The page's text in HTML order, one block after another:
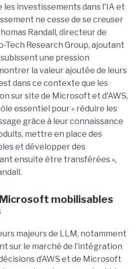
les investissements dans l'IA et
ne cesse de se creuser
Randall, directeur de
Tech Research Group, ajoutant
une pression
la valeur ajoutée de leurs
dans ce contexte que les
sur site de Microsoft et d'AWS,
essentiel pour « réduire les
grâce à leur connaissance
mettre en place des
et développer des
ensuite être transférées »,
mobilisables
majeurs de LLM, notamment
sur le marché de l’intégration
d’AWS et de Microsoft